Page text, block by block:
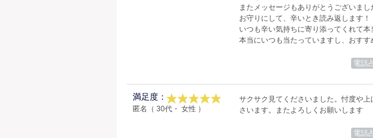
またメッセージもありがとうございまし
お守りにして、辛いとき読み返します！
いつも辛い気持ちに寄り添ってくれて本
本当にいつも当たっていますし、おすす
電話
満足度：
匿名（ 30代・ 女性 ）
サクサク見てくださいました。忖度や
さいます。またよろしくお願いします
電話